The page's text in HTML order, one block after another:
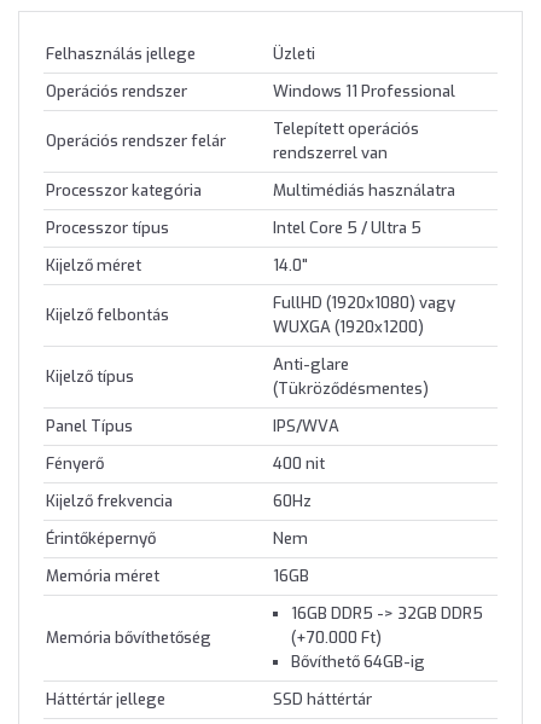
Felhasználás jellege
Üzleti
Operációs rendszer
Windows 11 Professional
Operációs rendszer felár
Telepített operációs
rendszerrel van
Processzor kategória
Multimédiás használatra
Processzor típus
Intel Core 5 / Ultra 5
Kijelző méret
14.0"
Kijelző felbontás
FullHD (1920x1080) vagy
WUXGA (1920x1200)
Kijelző típus
Anti-glare
(Tükröződésmentes)
Panel Típus
IPS/WVA
Fényerő
400 nit
Kijelző frekvencia
60Hz
Érintőképernyő
Nem
Memória méret
16GB
Memória bővíthetőség
16GB DDR5 -> 32GB DDR5
(+70.000 Ft)
Bővíthető 64GB-ig
Háttértár jellege
SSD háttértár